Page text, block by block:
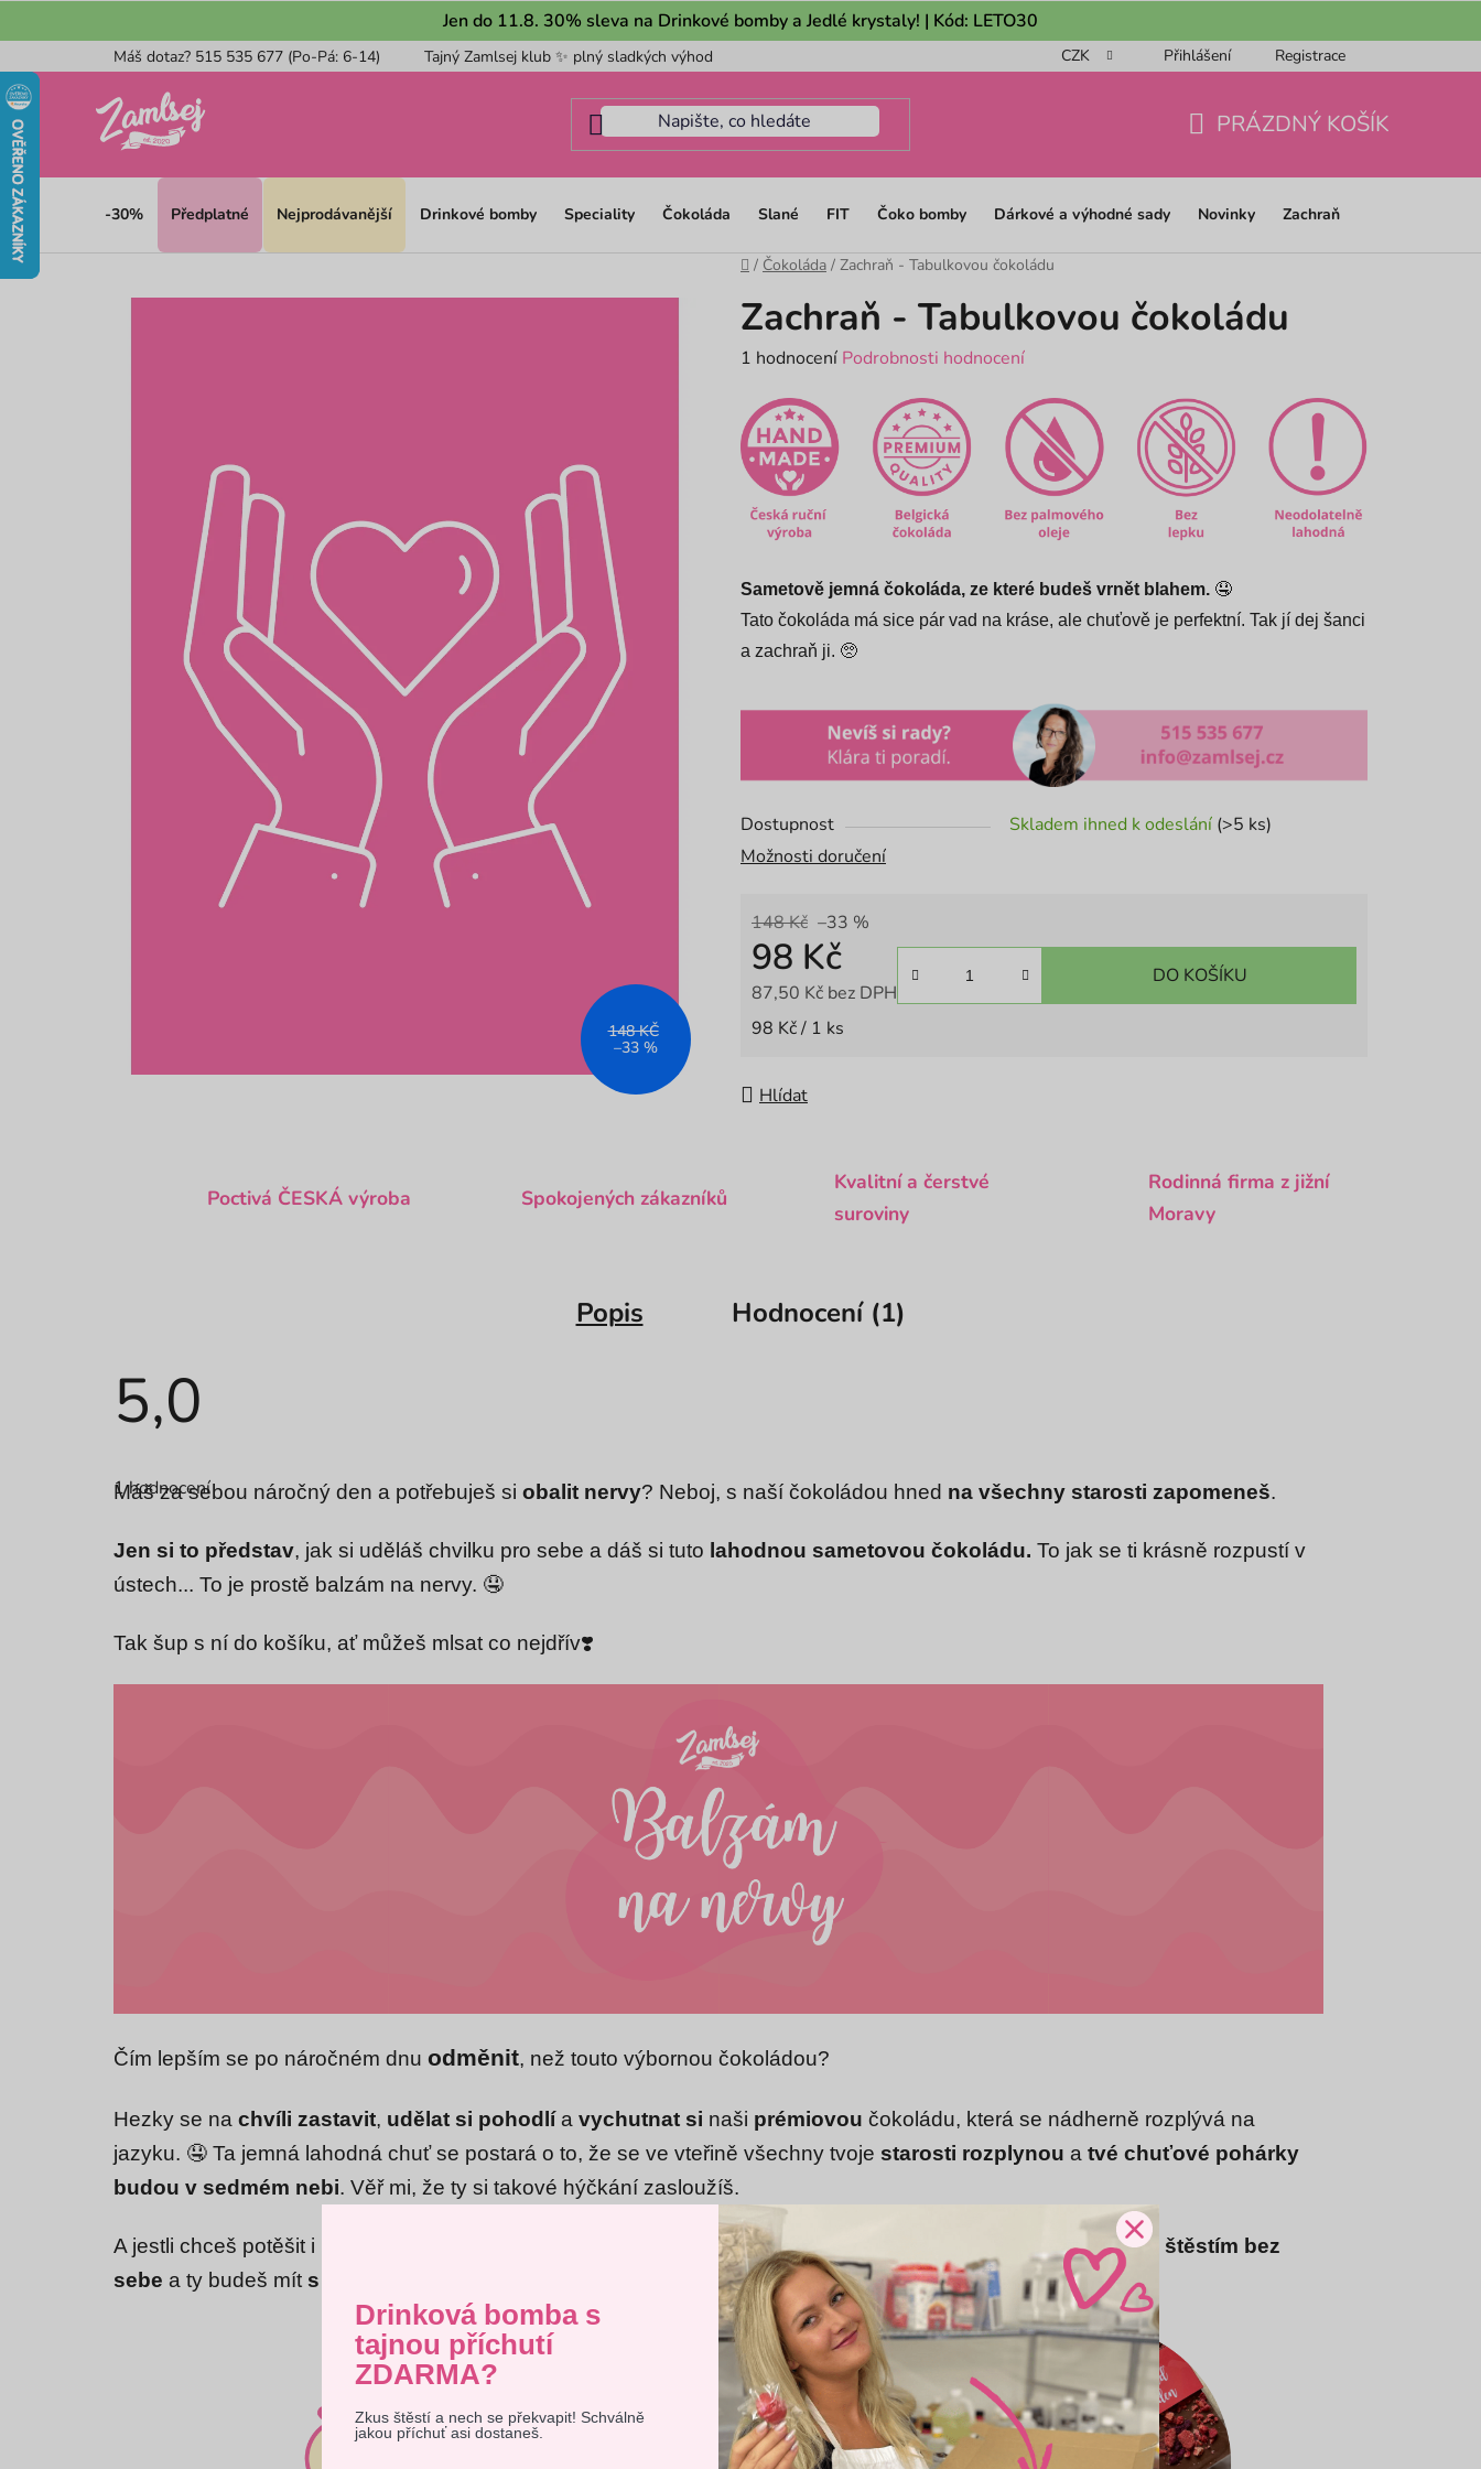
Tento web používá soubory cookie. Dalším procházením tohoto webu
vyjadřujete souhlas s jejich používáním.. Více informacízde.
na
Jen do 11.8. 30% sleva na Drinkové bomby a Jedlé krystaly! | Kód: LETO30
Máš dotaz? 515 535 677 (Po-Pá: 6-14) Tajný Zamlsej klub ✨ plný sladkých výhod Mám dotaz na mou objednávku 📦 Obchodní podmínky Podmínky ochrany
CZK Přihlášení Registrace
KOŠÍK
PRÁZDNÝ KOŠÍK
-30% Předplatné Nejprodávanější Drinkové bomby Speciality Čokoláda Slané FIT Čoko bomby Dárkové a výhodné sady Novinky Zachraň
Domů
/ Čokoláda / Zachraň - Tabulkovou čokoládu
Zachraň - Tabulkovou čokoládu
Průměrné
produktu
je
5,0
1 hodnocení Podrobnosti hodnocení
Sametově jemná čokoláda, ze které budeš vrnět blahem. 🤤
Tato čokoláda má sice pár vad na kráse, ale chuťově je perfektní. Tak jí dej šanci
a zachraň ji. 🥺
Dostupnost Skladem ihned k odeslání (>5 ks)
Možnosti doručení
148 Kč –33 %
98 Kč
87,50 Kč bez DPH
Měrná cena:
98 Kč / 1 ks
DO KOŠÍKU
Hlídat
148 KČ
–33 %
Poctivá ČESKÁ výroba Spokojených zákazníků
Kvalitní a čerstvé
suroviny
Rodinná firma z jižní
Moravy
Popis Hodnocení (1)
5,0
produktu
z
5
hvězdiček.
1 hodnocení
Máš za sebou náročný den a potřebuješ si obalit nervy? Neboj, s naší čokoládou hned na všechny starosti zapomeneš.
Jen si to představ, jak si uděláš chvilku pro sebe a dáš si tuto lahodnou sametovou čokoládu. To jak se ti krásně rozpustí v
ústech... To je prostě balzám na nervy. 🤤
Tak šup s ní do košíku, ať můžeš mlsat co nejdřív❣️
Čím lepším se po náročném dnu odměnit, než touto výbornou čokoládou?
Hezky se na chvíli zastavit, udělat si pohodlía vychutnat si naši prémiovou čokoládu, která se nádherně rozplývá na
jazyku. 🤤 Ta jemná lahodná chuť se postará o to, že se ve vteřině všechny tvoje starosti rozplynou a tvé chuťové pohárky
budou v sedmém nebi. Věř mi, že ty si takové hýčkání zasloužíš.
A jestli chceš potěšit i někoho blízkého, tak si přihoď do košíku jednu čokoládu navíc a uvidíš, že dotyčný bude štěstím bez
sebe a ty budeš mít s dárečkem úspěch
Drinková bomba s
tajnou příchutí
ZDARMA?
Zkus štěstí a nech se překvapit! Schválně
jakou příchuť asi dostaneš.